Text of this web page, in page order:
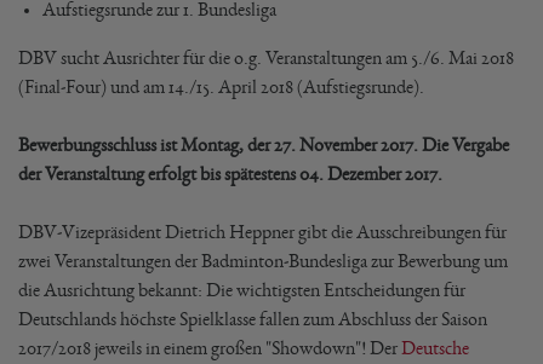
Aufstiegsrunde zur 1. Bundesliga
DBV sucht Ausrichter für die o.g. Veranstaltungen am 5./6. Mai 2018
(Final-Four) und am 14./15. April 2018 (Aufstiegsrunde).
Bewerbungsschluss ist Montag, der 27. November 2017. Die Vergabe
der Veranstaltung erfolgt bis spätestens 04. Dezember 2017.
DBV-Vizepräsident Dietrich Heppner gibt die Ausschreibungen für
zwei Veranstaltungen der Badminton-Bundesliga zur Bewerbung um
die Ausrichtung bekannt: Die wichtigsten Entscheidungen für
Deutschlands höchste Spielklasse fallen zum Abschluss der Saison
2017/2018 jeweils in einem großen "Showdown"! DerDeutsche